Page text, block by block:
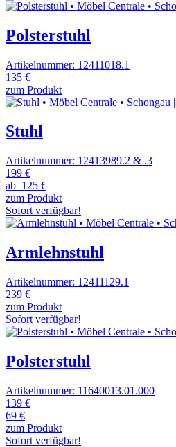
Polsterstuhl
Artikelnummer: 12411018.1
135 €
zum Produkt
Stuhl
Artikelnummer: 12413989.2 & .3
199 €
ab 125 €
zum Produkt
Sofort verfügbar!
Armlehnstuhl
Artikelnummer: 12411129.1
239 €
zum Produkt
Sofort verfügbar!
Polsterstuhl
Artikelnummer: 11640013.01.000
139 €
69 €
zum Produkt
Sofort verfügbar!